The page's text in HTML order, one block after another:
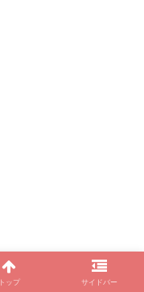
トップ サイドバー